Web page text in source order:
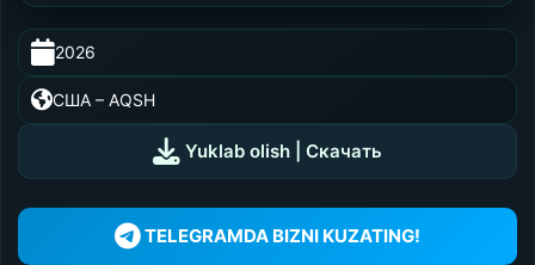
2026
США – AQSH
0:00
Yuklab olish | Скачать
TELEGRAMDA BIZNI KUZATING!